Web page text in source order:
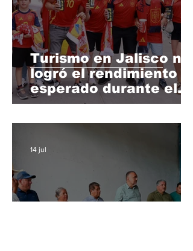
Turismo en Jalisco no
logró el rendimiento
esperado durante el
Mundial 2026
14 jul